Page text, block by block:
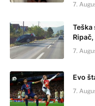
7.
Teška
7.
Evo
7.